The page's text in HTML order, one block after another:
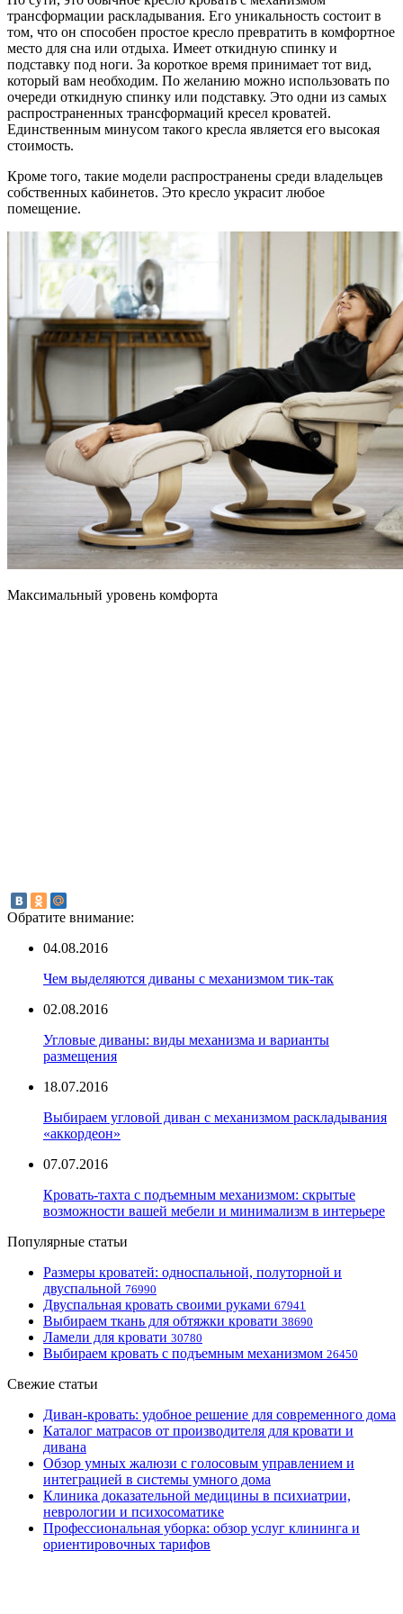
трансформации раскладывания. Его уникальность состоит в
том, что он способен простое кресло превратить в комфортное
место для сна или отдыха. Имеет откидную спинку и
подставку под ноги. За короткое время принимает тот вид,
который вам необходим. По желанию можно использовать по
очереди откидную спинку или подставку. Это одни из самых
распространенных трансформаций кресел кроватей.
Единственным минусом такого кресла является его высокая
стоимость.
Кроме того, такие модели распространены среди владельцев
собственных кабинетов. Это кресло украсит любое
помещение.
Максимальный уровень комфорта
Обратите внимание:
04.08.2016
Чем выделяются диваны с механизмом тик-так
02.08.2016
Угловые диваны: виды механизма и варианты
размещения
18.07.2016
Выбираем угловой диван с механизмом раскладывания
«аккордеон»
07.07.2016
Кровать-тахта с подъемным механизмом: скрытые
возможности вашей мебели и минимализм в интерьере
Популярные статьи
Размеры кроватей: односпальной, полуторной и
двуспальной 76990
Двуспальная кровать своими руками 67941
Выбираем ткань для обтяжки кровати 38690
Ламели для кровати 30780
Выбираем кровать с подъемным механизмом 26450
Свежие статьи
Диван-кровать: удобное решение для современного дома
Каталог матрасов от производителя для кровати и
дивана
Обзор умных жалюзи с голосовым управлением и
интеграцией в системы умного дома
Клиника доказательной медицины в психиатрии,
неврологии и психосоматике
Профессиональная уборка: обзор услуг клининга и
ориентировочных тарифов